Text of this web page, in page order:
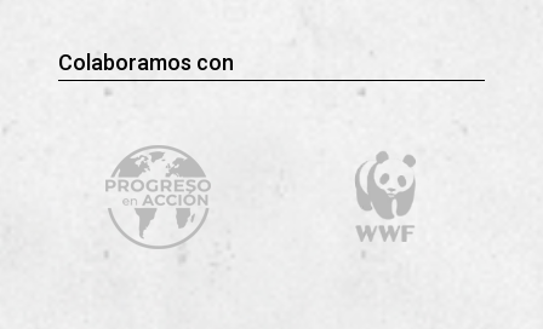
Colaboramos con